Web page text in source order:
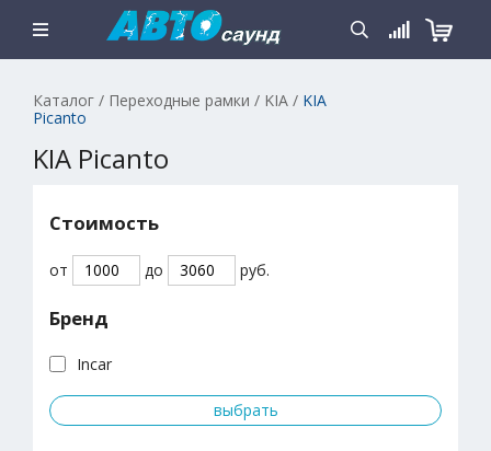
Каталог / Переходные рамки / KIA / KIA
Picanto
KIA Picanto
Стоимость
от до руб.
Бренд
Incar